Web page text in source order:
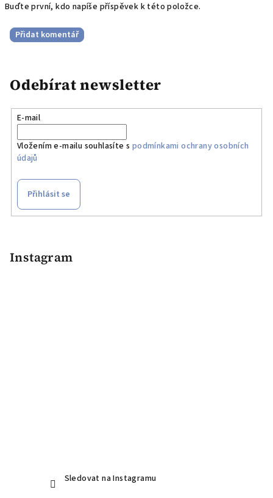
Buďte první, kdo napíše příspěvek k této položce.
Přidat komentář
Odebírat newsletter
E-mail
Vložením e-mailu souhlasíte s podmínkami ochrany osobních
údajů
Přihlásit se
Instagram
Sledovat na Instagramu